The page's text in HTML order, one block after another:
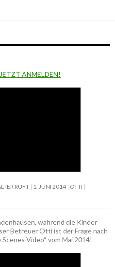
JETZT ANMELDEN!
RUFT 1. JUNI 2014 OTTI
während die Kinder
Betreuer Otti ist der Frage nach
Video“ vom Mai 2014!